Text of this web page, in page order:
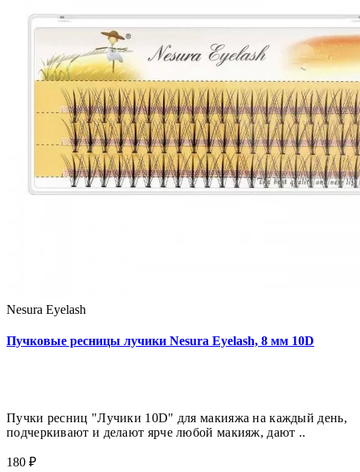
Nesura Eyelash
Пучковые ресницы лучики Nesura Eyelash, 8 мм 10D
Пучки ресниц "Лучики 10D" для макияжа на каждый день,
подчеркивают и делают ярче любой макияж, дают ..
180 ₽